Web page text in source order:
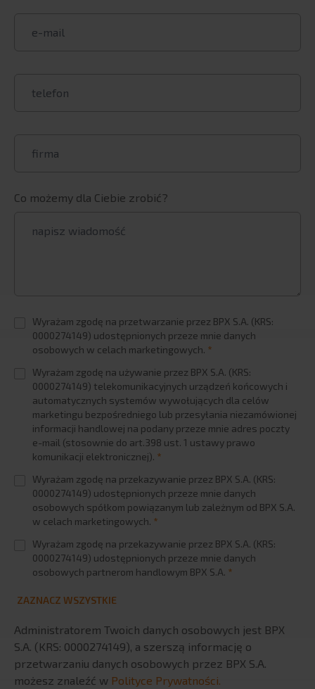
Co możemy dla Ciebie zrobić?
Wyrażam zgodę na przetwarzanie przez BPX S.A. (KRS:
0000274149) udostępnionych przeze mnie danych
osobowych w celach marketingowych. *
Wyrażam zgodę na używanie przez BPX S.A. (KRS:
0000274149) telekomunikacyjnych urządzeń końcowych i
automatycznych systemów wywołujących dla celów
marketingu bezpośredniego lub przesyłania niezamówionej
informacji handlowej na podany przeze mnie adres poczty
e-mail (stosownie do art.398 ust. 1 ustawy prawo
komunikacji elektronicznej). *
Wyrażam zgodę na przekazywanie przez BPX S.A. (KRS:
0000274149) udostępnionych przeze mnie danych
osobowych spółkom powiązanym lub zależnym od BPX S.A.
w celach marketingowych. *
Wyrażam zgodę na przekazywanie przez BPX S.A. (KRS:
0000274149) udostępnionych przeze mnie danych
osobowych partnerom handlowym BPX S.A. *
ZAZNACZ WSZYSTKIE
Administratorem Twoich danych osobowych jest BPX
S.A. (KRS: 0000274149), a szerszą informację o
przetwarzaniu danych osobowych przez BPX S.A.
możesz znaleźć w Polityce Prywatności.